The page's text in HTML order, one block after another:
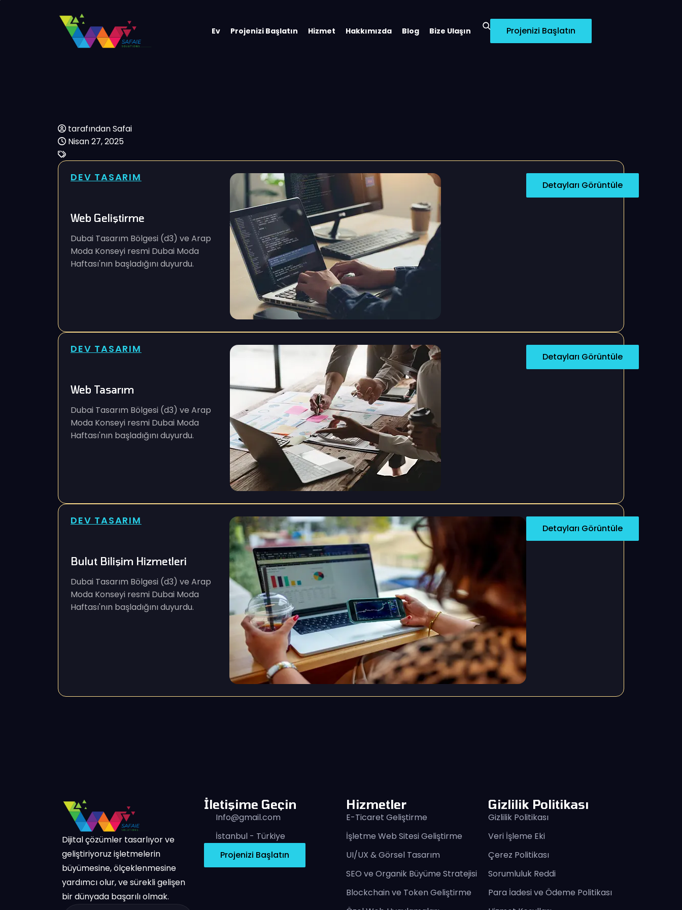
Ev Projenizi Başlatın Hizmet Hakkımızda Blog Bize Ulaşın Projenizi Başlatın
tarafından Safai
Nisan 27, 2025
DEV TASARIM
Web Geliştirme
Dubai Tasarım Bölgesi (d3) ve Arap
Moda Konseyi resmi Dubai Moda
Haftası'nın başladığını duyurdu.
Detayları Görüntüle
DEV TASARIM
Web Tasarım
Dubai Tasarım Bölgesi (d3) ve Arap
Moda Konseyi resmi Dubai Moda
Haftası'nın başladığını duyurdu.
Detayları Görüntüle
DEV TASARIM
Bulut Bilişim Hizmetleri
Dubai Tasarım Bölgesi (d3) ve Arap
Moda Konseyi resmi Dubai Moda
Haftası'nın başladığını duyurdu.
Detayları Görüntüle
Dijital çözümler tasarlıyor ve
geliştiriyoruz işletmelerin
büyümesine, ölçeklenmesine
yardımcı olur, ve sürekli gelişen
bir dünyada başarılı olmak.
İletişime Geçin
Info@gmail.com
İstanbul - Türkiye
Projenizi Başlatın
Hizmetler
E-Ticaret Geliştirme
İşletme Web Sitesi Geliştirme
UI/UX & Görsel Tasarım
SEO ve Organik Büyüme Stratejisi
Blockchain ve Token Geliştirme
Gizlilik Politikası
Gizlilik Politikası
Veri İşleme Eki
Çerez Politikası
Sorumluluk Reddi
Para İadesi ve Ödeme Politikası